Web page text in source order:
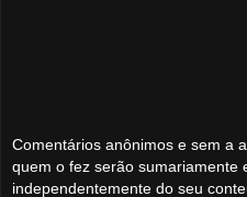
Comentários anônimos e sem a
quem o fez serão sumariamente
independentemente do seu